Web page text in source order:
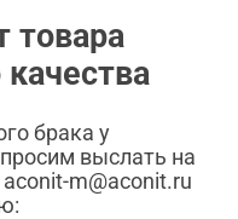
товара
брака у
выслать на
m@aconit.ru